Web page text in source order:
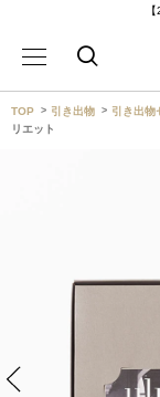
TOP 引き出物 引き出物
リエット